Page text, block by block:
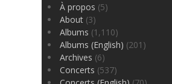
À propos (5)
About (3)
Albums (1,110)
Albums (English) (201)
Archives (6)
Concerts (537)